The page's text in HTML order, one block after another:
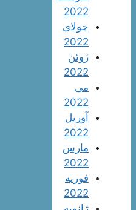
2022
جولای
2022
ژوئن
2022
می
2022
آوریل
2022
مارس
2022
فوریه
2022